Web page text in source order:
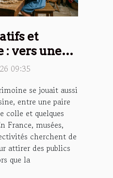
et
vers une
09:35
se jouait aussi
entre une paire
colle et quelques
France, musées,
cherchent de
attirer des publics
que la